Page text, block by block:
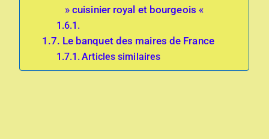
» cuisinier royal et bourgeois «
Le banquet des maires de France
Articles similaires